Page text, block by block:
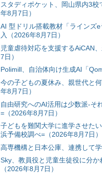
スタディポケット、岡山県内3
年8月7日）
AI 型ドリル搭載教材「ラインズ
入（2026年8月7日）
児童虐待対応を支援するAiCAN
7日）
Polimill、自治体向け生成AI「
今の子どもの夏休み、親世代と
年8月7日）
自由研究へのAI活用は少数派-そ
=（2026年8月7日）
子どもを難関大学に進学させた
浜予備校調べ=（2026年8月7日）
高専機構と日本公庫、連携して
Sky、教員役と児童生徒役に分
（2026年8月7日）